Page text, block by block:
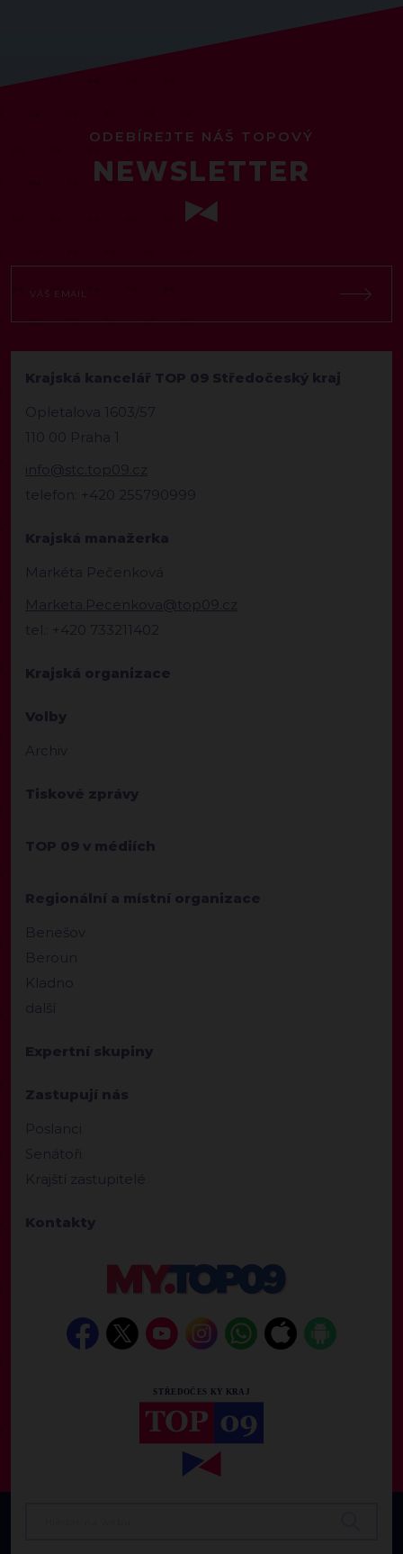
ODEBÍREJTE NÁŠ TOPOVÝ
NEWSLETTER
Krajská kancelář TOP 09 Středočeský kraj
Opletalova 1603/57
110 00 Praha 1
info@stc.top09.cz
telefon: +420 255790999
Krajská manažerka
Markéta Pečenková
Marketa.Pecenkova@top09.cz
tel.: +420 733211402
Krajská organizace
Volby
Archiv
Tiskové zprávy
TOP 09 v médiích
Regionální a místní organizace
Benešov
Beroun
Kladno
další
Expertní skupiny
Zastupují nás
Poslanci
Senátoři
Krajští zastupitelé
Kontakty